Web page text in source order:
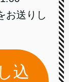
お送りし
込